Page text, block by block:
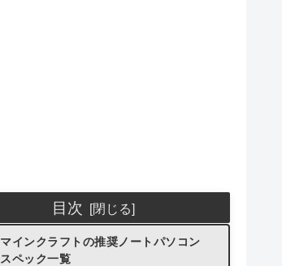
目次
マインクラフトの推奨ノートパソコン
スペック一覧